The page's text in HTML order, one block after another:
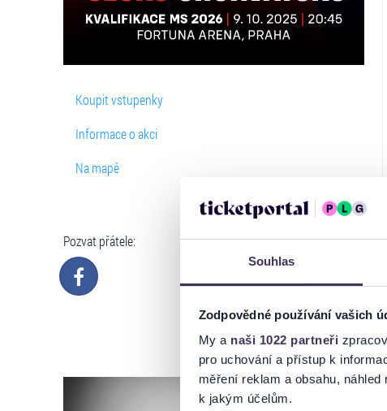
Souhlas
Zodpovědné používání vašich
My a naši 1022 partneři
pro uchování a přístup k
měření reklam a obsahu,
k jakým účelům.
Koupit vstupenky
Informace o akci
Na mapě
Pozvat přátele: